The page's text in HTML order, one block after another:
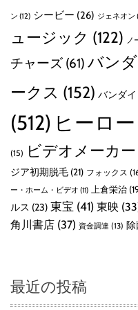
ン (12) シービー (26) ジェネオン
ュージック (122) ノ
チャーズ (61) バン
ークス (152) バンダ
(512) ヒーロー
(15) ビデオメーカー
ジア初期脱毛 (21) フォックス
ー・ホーム・ビデオ (11) 上倉栄治
ルス (23) 東宝 (41) 東映
角川書店 (37) 資金調達 (13)
最近の投稿